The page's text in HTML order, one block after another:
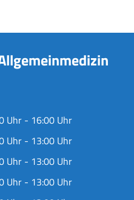
Uhr - 16:00 Uhr
Uhr - 13:00 Uhr
Uhr - 13:00 Uhr
Uhr - 13:00 Uhr